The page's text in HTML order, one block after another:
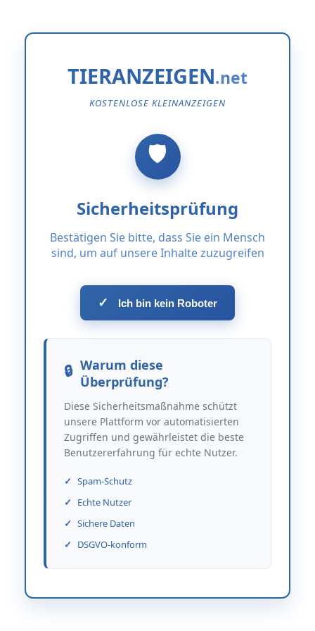
TIERANZEIGEN
KOSTENLOSE KLEINANZEIGEN
Sicherheitsprüfung
Bestätigen Sie bitte, dass Sie ein Mensch
sind, um auf unsere Inhalte zuzugreifen
✓ Ich bin kein Roboter
Warum diese
Überprüfung?
Diese Sicherheitsmaßnahme schützt
unsere Plattform vor automatisierten
Zugriffen und gewährleistet die beste
Benutzererfahrung für echte Nutzer.
Spam-Schutz
Echte Nutzer
Sichere Daten
DSGVO-konform